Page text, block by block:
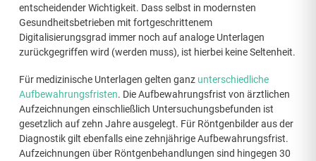
entscheidender Wichtigkeit. Dass selbst in modernsten
Gesundheitsbetrieben mit fortgeschrittenem
Digitalisierungsgrad immer noch auf analoge Unterlagen
zurückgegriffen wird (werden muss), ist hierbei keine Seltenheit.
Für medizinische Unterlagen gelten ganz unterschiedliche
Aufbewahrungsfristen. Die Aufbewahrungsfrist von ärztlichen
Aufzeichnungen einschließlich Untersuchungsbefunden ist
gesetzlich auf zehn Jahre ausgelegt. Für Röntgenbilder aus der
Diagnostik gilt ebenfalls eine zehnjährige Aufbewahrungsfrist.
Aufzeichnungen über Röntgenbehandlungen sind hingegen 30